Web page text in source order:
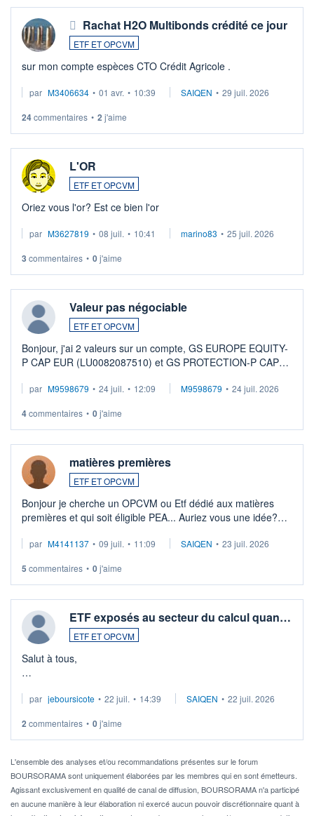
Rachat H2O Multibonds crédité ce jour
ETF ET OPCVM
sur mon compte espèces CTO Crédit Agricole .
par M3406634 • 01 avr. • 10:39 SAIQEN • 29 juil. 2026
24commentaires • 2 j'aime
L'OR
ETF ET OPCVM
Oriez vous l'or? Est ce bien l'or
par M3627819 • 08 juil. • 10:41 marino83 • 25 juil. 2026
3 commentaires • 0j'aime
Valeur pas négociable
ETF ET OPCVM
Bonjour, j'ai 2 valeurs sur un compte, GS EUROPE EQUITY-
P CAP EUR (LU0082087510) et GS PROTECTION-P CAP
veux procéder à la vente, on me signale ...
par M9598679 • 24 juil. • 12:09 M9598679 • 24 juil. 2026
4commentaires • 0j'aime
matières premières
ETF ET OPCVM
Bonjour je cherche un OPCVM ou Etf dédié aux matières
premières et qui soit éligible PEA... Auriez vous une idée?
par M4141137 • 09 juil. • 11:09 SAIQEN • 23 juil. 2026
5 commentaires • 0j'aime
ETF exposés au secteur du calcul quan…
ETF ET OPCVM
Salut à tous,
via un ETF plutôt que des actions individuelles.
Idéalement, je voudrais qu'il soit éligible au PEA.
Pour l' ...
par jeboursicote • 22 juil. • 14:39 SAIQEN • 22 juil. 2026
2 commentaires • 0j'aime
L'ensemble des analyses et/ou recommandations présentes sur le forum
BOURSORAMA sont uniquement élaborées par les membres qui en sont émetteurs.
Agissant exclusivement en qualité de canal de diffusion, BOURSORAMA n'a participé
en aucune manière à leur élaboration ni exercé aucun pouvoir discrétionnaire quant à